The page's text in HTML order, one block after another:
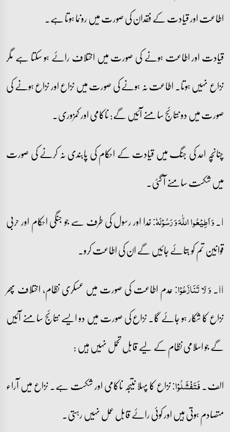
اطاعت اور قیادت کے فقدان کی صورت میں رونما ہوتا ہے۔
قیادت اور اطاعت ہونے کی صورت میں اختلاف رائے ہو سکتا ہے مگر
نزاع نہیں ہوتا۔ اطاعت نہ ہونے کی صورت میں نزاع اور نزاع ہونے کی
صورت میں دو نتائج سامنے آئیں گے: ناکامی اور کمزوری۔
چنانچہ احد کی جنگ میں قیادت کے احکام کی پابندی نہ کرنے کی صورت
میں شکست سامنے آ گئی۔
i۔ وَ اَطِیۡعُوا اللّٰہَ وَ رَسُوۡلَہٗ:خدا اور رسول کی طرف سے جو جنگی احکام اور حربی
قوانین تم کو بتائے جائیں گے ان کی اطاعت کرو۔
ii۔ وَ لَا تَنَازَعُوۡا:عدم اطاعت کی صورت میں عسکری نظام، اختلاف پھر
نزاع کا شکار ہو جائے گا۔ نزاع کی صورت میں دو ایسے نتائج سامنے آئیں
گے جو اسلامی نظام کے لیے قابل تحمل نہیں ہیں :
الف۔فَتَفۡشَلُوۡا:نزاع کا پہلا نتیجہ ناکامی اور شکست ہے۔ نزاع میں آراء
متصادم ہوتی ہیں اور کوئی رائے قابل عمل نہیں رہتی۔